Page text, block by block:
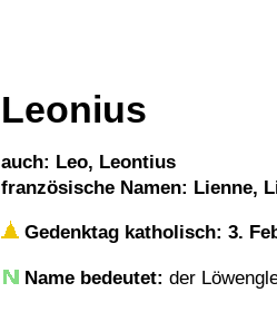
Leonius
auch: Leo, Leontius
französische Namen: Lienne,
Gedenktag katholisch: 3.
Name bedeutet: der